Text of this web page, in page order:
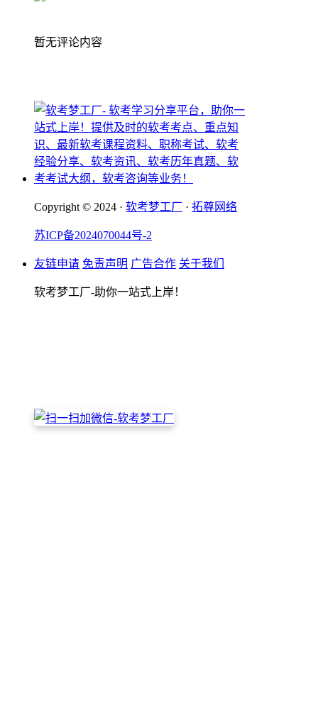
暂无评论内容
Copyright © 2024 · 软考梦工厂 · 拓尊网络
苏ICP备2024070044号-2
友链申请 免责声明 广告合作 关于我们
软考梦工厂-助你一站式上岸！